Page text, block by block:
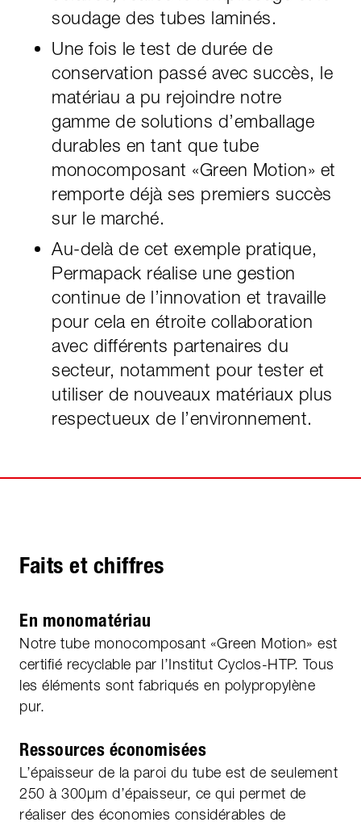
soudage des tubes laminés.
Une fois le test de durée de
conservation passé avec succès, le
matériau a pu rejoindre notre
gamme de solutions d’emballage
durables en tant que tube
monocomposant «Green Motion» et
remporte déjà ses premiers succès
sur le marché.
Au-delà de cet exemple pratique,
Permapack réalise une gestion
continue de l’innovation et travaille
pour cela en étroite collaboration
avec différents partenaires du
secteur, notamment pour tester et
utiliser de nouveaux matériaux plus
respectueux de l’environnement.
Faits et chiffres
En monomatériau
Notre tube monocomposant «Green Motion» est
certifié recyclable par l’Institut Cyclos-HTP. Tous
les éléments sont fabriqués en polypropylène
pur.
Ressources économisées
L’épaisseur de la paroi du tube est de seulement
250 à 300µm d’épaisseur, ce qui permet de
réaliser des économies considérables de